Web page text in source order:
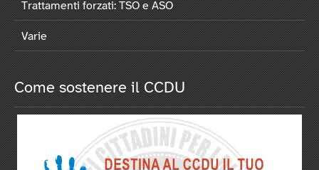
Trattamenti forzati: TSO e ASO
Varie
Come sostenere il CCDU